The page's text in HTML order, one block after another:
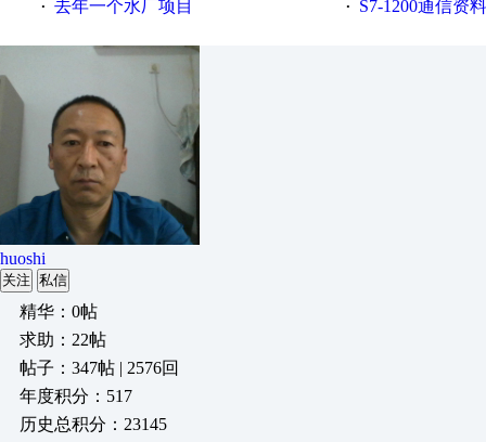
· 去年一个水厂项目 · S7-1200通信资
huoshi
关注 私信
精华：0帖
求助：22帖
帖子：347帖 | 2576回
年度积分：517
历史总积分：23145